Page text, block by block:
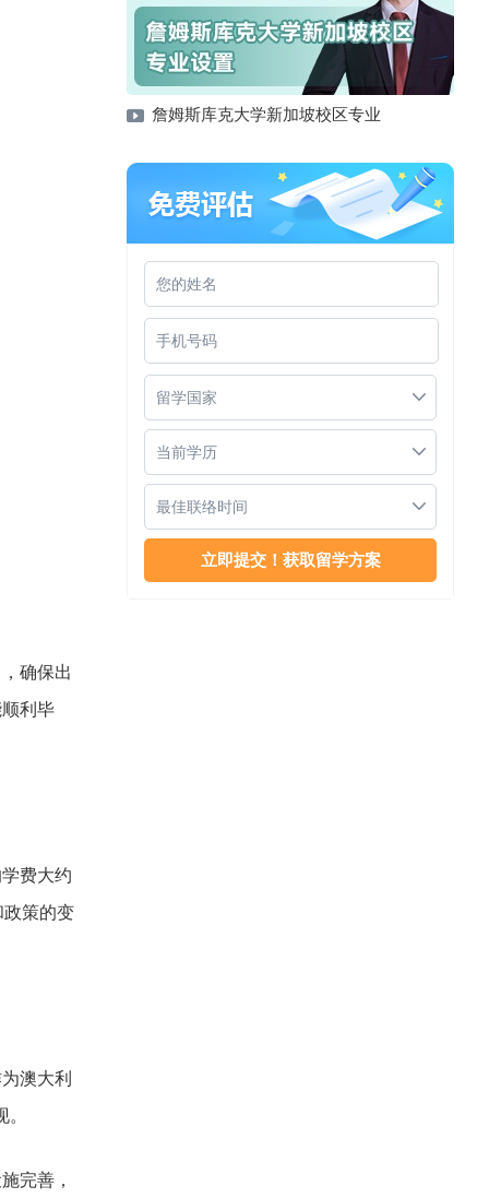
确保出
利毕
费大约
策的变
澳大利
完善，
詹姆斯库克大学新加坡校区专业
詹姆斯库克大学新加坡校区留学申请
留学国家
当前学历
最佳联络时间